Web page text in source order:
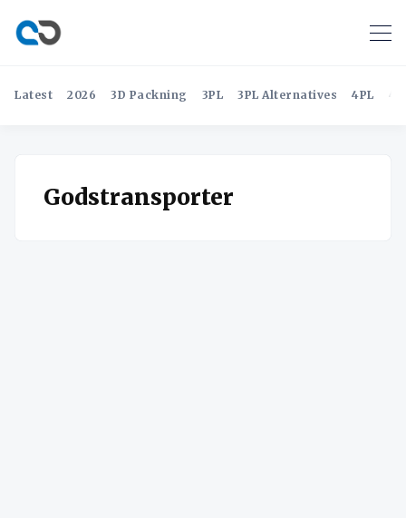
Latest 2026 3D Packning 3PL 3PL Alternatives 4PL
Godstransporter